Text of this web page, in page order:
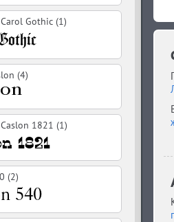
Carol Gothic (1)
(4)
Caslon 1821 (1)
(2)